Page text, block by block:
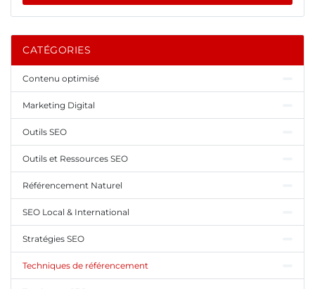
CATÉGORIES
Contenu optimisé
Marketing Digital
Outils SEO
Outils et Ressources SEO
Référencement Naturel
SEO Local & International
Stratégies SEO
Techniques de référencement